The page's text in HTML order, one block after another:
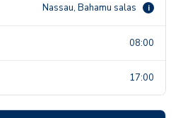
Nassau, Bahamu salas i
08:00
17:00